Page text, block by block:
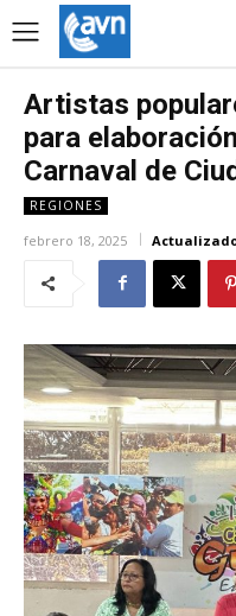
Artistas
para
Carnaval de
REGIONES
febrero 18, 2025